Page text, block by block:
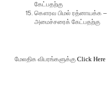
கேட்பதற்கு
கௌரவ பிமல் ரத்னாயக்க–
அமைச்சரைக் கேட்பதற்கு
மேலதிக விபரங்களுக்கு Click Here